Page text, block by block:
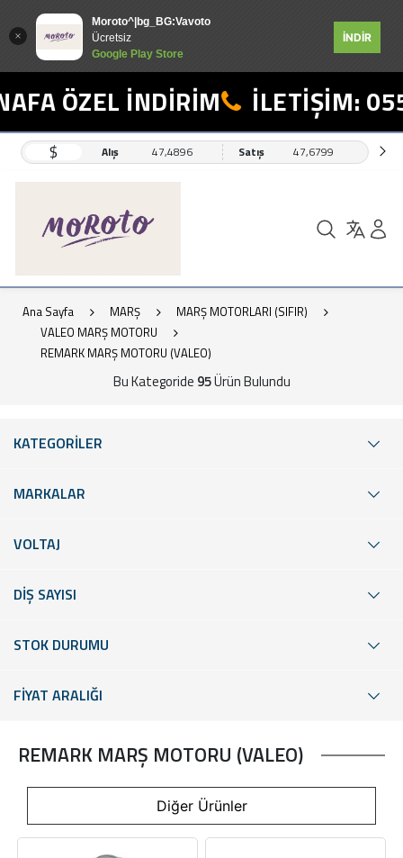
Moroto^|bg_BG:Vavoto
Ücretsiz
Google Play Store
İNDİR
İNDİRİM İLETİŞİM: 0554
$ Alış 47,4896 Satış 47,6799
Ana Sayfa MARŞ
MARŞ MOTORLARI (SIFIR)
VALEO MARŞ MOTORU
REMARK MARŞ MOTORU (VALEO)
Bu Kategoride 95Ürün Bulundu
KATEGORİLER
MARKALAR
VOLTAJ
DİŞ SAYISI
STOK DURUMU
FİYAT ARALIĞI
REMARK MARŞ MOTORU (VALEO)
Diğer Ürünler